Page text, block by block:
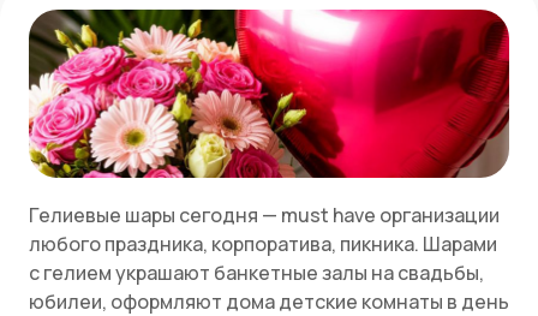
Гелиевые шары сегодня — must have организации
любого праздника, корпоратива, пикника. Шарами
с гелием украшают банкетные залы на свадьбы,
юбилеи, оформляют дома детские комнаты в день